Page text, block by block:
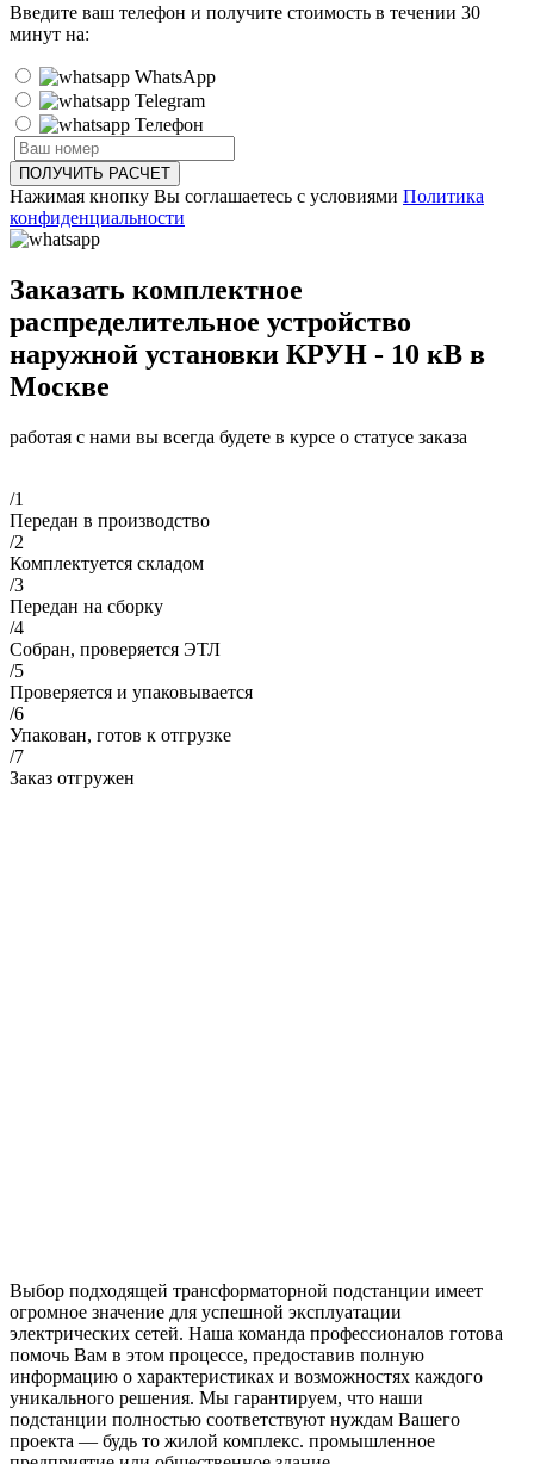
Введите ваш телефон и получите стоимость в течении 30
минут на:
WhatsApp
Telegram
Телефон
ПОЛУЧИТЬ РАСЧЕТ
Нажимая кнопку Вы соглашаетесь с условиями Политика
конфиденциальности
Заказать комплектное
распределительное устройство
наружной установки КРУН - 10 кВ в
Москве
работая с нами вы всегда будете в курсе о статусе заказа
/1
Передан в производство
/2
Комплектуется складом
/3
Передан на сборку
/4
Собран, проверяется ЭТЛ
/5
Проверяется и упаковывается
/6
Упакован, готов к отгрузке
/7
Заказ отгружен
Выбор подходящей трансформаторной подстанции имеет
огромное значение для успешной эксплуатации
электрических сетей. Наша команда профессионалов готова
помочь Вам в этом процессе, предоставив полную
информацию о характеристиках и возможностях каждого
уникального решения. Мы гарантируем, что наши
подстанции полностью соответствуют нуждам Вашего
проекта — будь то жилой комплекс. промышленное